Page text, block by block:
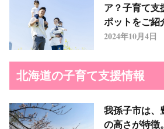
ア？子育て支
ポットをご紹
2024年10月4日
北海道の子育て支援情報
我孫子市は、
の高さが特徴